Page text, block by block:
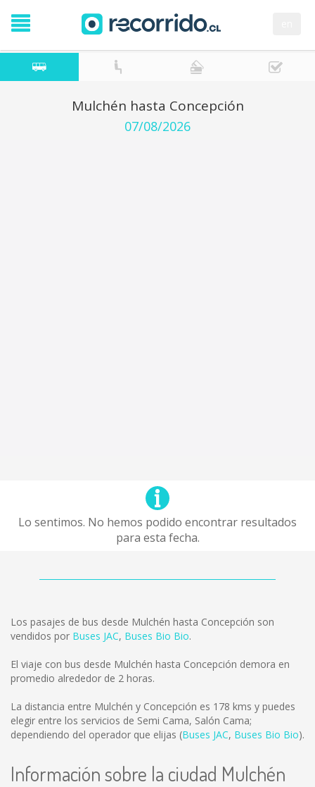
Mulchén hasta Concepción
07/08/2026
Lo sentimos. No hemos podido encontrar resultados
para esta fecha.
Los pasajes de bus desde Mulchén hasta Concepción son
vendidos por Buses JAC, Buses Bio Bio.
El viaje con bus desde Mulchén hasta Concepción demora en
promedio alrededor de 2 horas.
La distancia entre Mulchén y Concepción es 178 kms y puedes
elegir entre los servicios de Semi Cama, Salón Cama;
dependiendo del operador que elijas (Buses JAC, Buses Bio Bio).
Información sobre la ciudad Mulchén